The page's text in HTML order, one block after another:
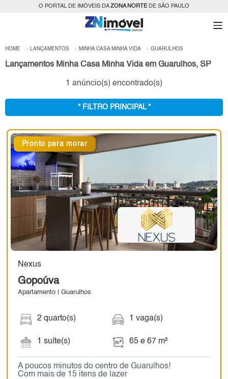
O PORTAL DE IMÓVEIS DAZONA NORTEDE SÃO PAULO
HOME LANÇAMENTOS MINHA CASA MINHA VIDA GUARULHOS
Lançamentos Minha Casa Minha Vida em Guarulhos, SP
1 anúncio(s) encontrado(s)
* FILTRO PRINCIPAL *
Pronto para morar
Nexus
Gopoúva
Apartamento | Guarulhos
2 quarto(s)
1 suíte(s)
1 vaga(s)
65 e 67 m²
A poucos minutos do centro de Guarulhos!
Com mais de 15 itens de lazer